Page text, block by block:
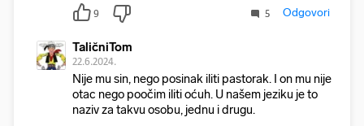
9 5 Odgovori
TaličniTom
22.6.2024.
Nije mu sin, nego posinak iliti pastorak. I on mu nije
otac nego poočim iliti oćuh. U našem jeziku je to
naziv za takvu osobu, jednu i drugu.